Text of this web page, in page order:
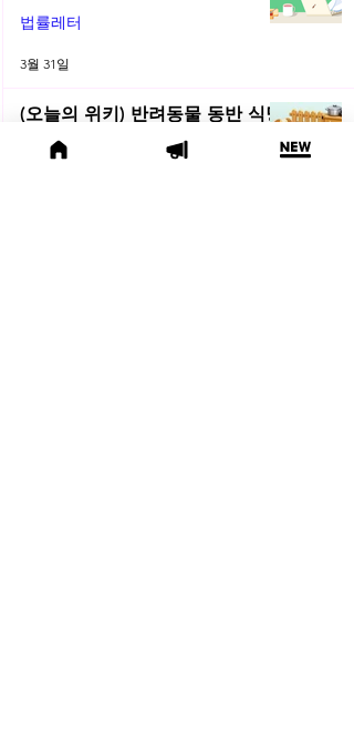
총정리! | 2026년 3월 네플라 법률
레터
법률레터
3월 31일
(오늘의 위키) 반려동물 동반 식당
·카페, 어디까지 허용될까?